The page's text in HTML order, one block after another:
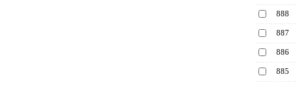
888
887
886
885